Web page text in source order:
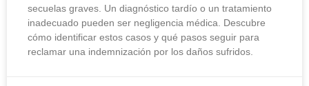
secuelas graves. Un diagnóstico tardío o un tratamiento
inadecuado pueden ser negligencia médica. Descubre
cómo identificar estos casos y qué pasos seguir para
reclamar una indemnización por los daños sufridos.